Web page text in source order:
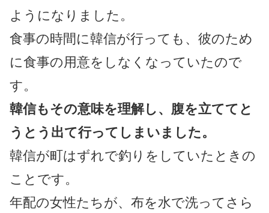
ようになりました。
食事の時間に韓信が行っても、彼のため
に食事の用意をしなくなっていたので
す。
韓信もその意味を理解し、腹を立ててと
うとう出て行ってしまいました。
韓信が町はずれで釣りをしていたときの
ことです。
年配の女性たちが、布を水で洗ってさら